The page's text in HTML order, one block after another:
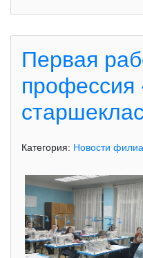
Первая
Категория: Новости